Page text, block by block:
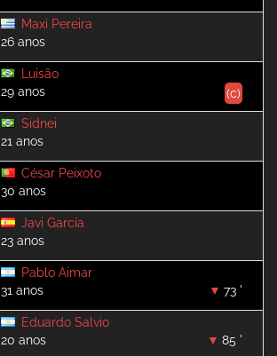
Maxi Pereira
26 anos
Luisão
(c)
29 anos
Sidnei
21 anos
César Peixoto
30 anos
Javi García
23 anos
Pablo Aimar
31 anos
73 '
Eduardo Salvio
20 anos
85 '